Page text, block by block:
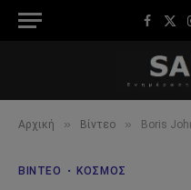
X
Αρχική » Βίντεο » Boris Johnson για τα
ΒΊΝΤΕΟ ΚΌΣΜΟΣ